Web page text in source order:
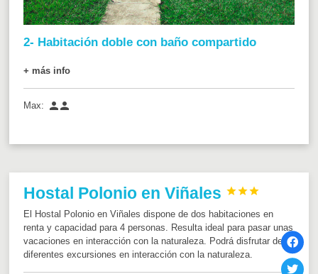
2- Habitación doble con baño compartido
+ más info
Max: 
Hostal Polonio en Viñales 


El Hostal Polonio en Viñales dispone de dos habitaciones en
renta y capacidad para 4 personas. Resulta ideal para pasar unas
vacaciones en interacción con la naturaleza. Podrá disfrutar de
diferentes excursiones en interacción con la naturaleza.